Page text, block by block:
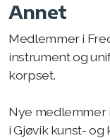
Annet
Medlemmer i
instrument og
korpset.
Nye medlemmer
i Gjøvik kunst-